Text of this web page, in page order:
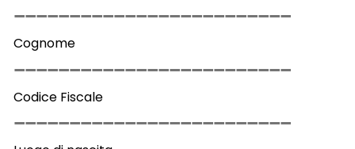
Cognome
Codice Fiscale